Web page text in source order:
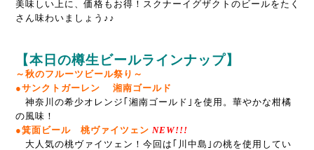
美味しい上に、価格もお得！ スクナーイグザクトのビールをたく
さん味わいましょう♪♪
【本日の樽生ビールラインナップ】
～秋のフルーツビール祭り～
●サンクトガーレン 湘南ゴールド
神奈川の希少オレンジ｢湘南ゴールド｣を使用。華やかな柑橘
の風味！
●箕面ビール 桃ヴァイツェン NEW!!!
大人気の桃ヴァイツェン！今回は｢川中島｣の桃を使用してい